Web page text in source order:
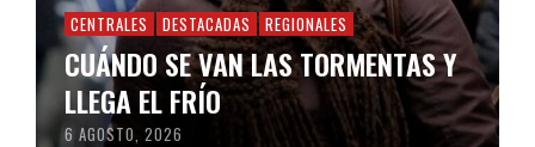
CENTRALES DESTACADAS REGIONALES
CUÁNDO SE VAN LAS TORMENTAS Y
LLEGA EL FRÍO
6 AGOSTO, 2026